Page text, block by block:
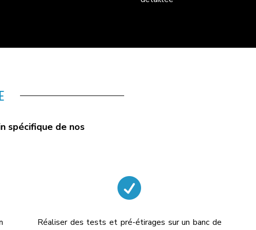
spécifique de nos

Réaliser des tests et pré-étirages sur un banc de